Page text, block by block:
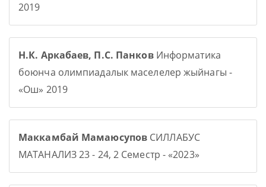
2019
Н.К. Аркабаев, П.С. ПанковИнформатика
боюнча олимпиадалык маселелер жыйнагы -
«Ош» 2019
Маккамбай Мамаюсупов СИЛЛАБУС
МАТАНАЛИЗ 23 - 24, 2 Семестр - «2023»